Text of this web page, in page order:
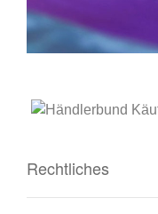
Rechtliches